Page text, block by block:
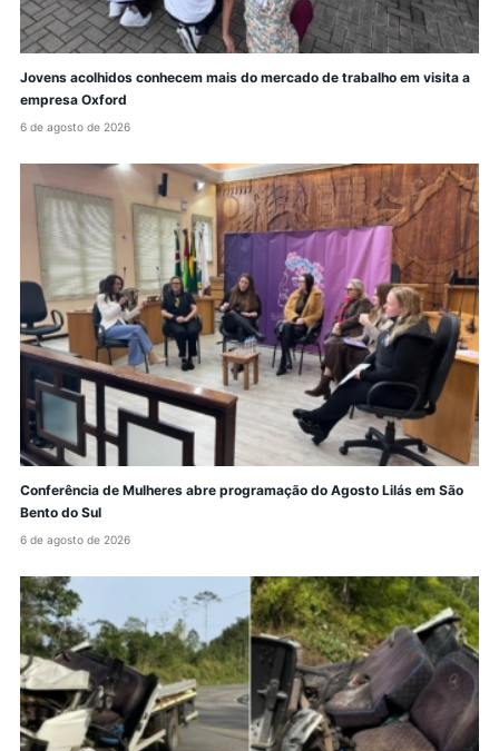
Jovens acolhidos conhecem mais do mercado de trabalho em visita a
empresa Oxford
6 de agosto de 2026
Conferência de Mulheres abre programação do Agosto Lilás em São
Bento do Sul
6 de agosto de 2026